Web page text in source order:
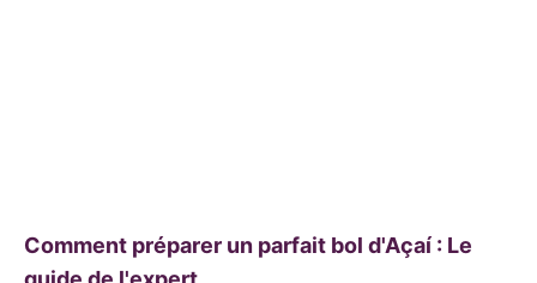
Comment préparer un parfait bol d'Açaí : Le